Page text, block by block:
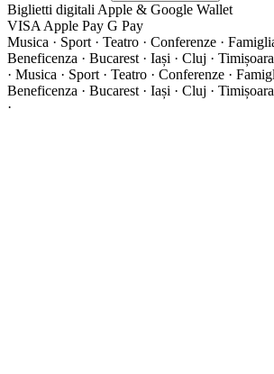
Biglietti digitali Apple & Google Wallet
VISA Apple Pay G Pay
Musica · Sport · Teatro · Conferenze ·
Beneficenza · Bucarest · Iași · Cluj ·
· Musica · Sport · Teatro · Conferenze ·
Beneficenza · Bucarest · Iași · Cluj ·
·